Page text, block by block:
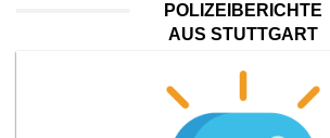
POLIZEIBERICHTE
AUS STUTTGART